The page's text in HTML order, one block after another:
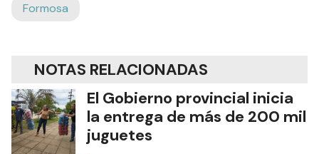
Formosa
NOTAS RELACIONADAS
El Gobierno provincial inicia
la entrega de más de 200 mil
juguetes